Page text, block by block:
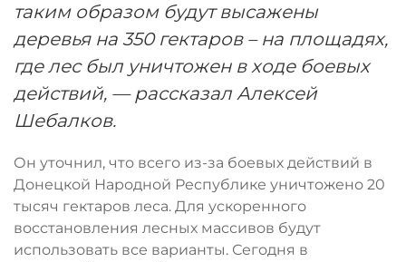
таким образом будут высажены
деревья на 350 гектаров – на площадях,
где лес был уничтожен в ходе боевых
действий, — рассказал Алексей
Шебалков.
Он уточнил, что всего из-за боевых действий в
Донецкой Народной Республике уничтожено 20
тысяч гектаров леса. Для ускоренного
восстановления лесных массивов будут
использовать все варианты. Сегодня в